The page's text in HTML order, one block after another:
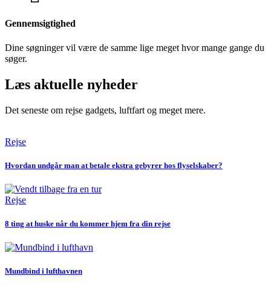
Gennemsigtighed
Dine søgninger vil være de samme lige meget hvor mange gange du
søger.
Læs aktuelle nyheder
Det seneste om rejse gadgets, luftfart og meget mere.
Rejse
Hvordan undgår man at betale ekstra gebyrer hos flyselskaber?
Rejse
8 ting at huske når du kommer hjem fra din rejse
Mundbind i lufthavnen